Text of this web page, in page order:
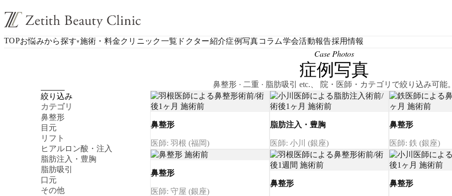
TOPお悩みから探す▾施術・料金クリニック一覧 ドクター紹介症例写真コラム学会活動報告採用情報
Case Photos
症例写真
鼻整形 · 二重 · 脂肪吸引 etc.、 院・医師・カテゴリで絞り込み可能。
絞り込み
カテゴリ
鼻整形
目元
リフト
ヒアルロン酸・注入
脂肪注入・豊胸
脂肪吸引
口元
その他
鼻整形
医師: 羽根 (福岡)
脂肪注入・豊胸
医師: 小川 (銀座)
鼻整形
医師: 鉄 (銀座)
鼻整形
医師: 守屋 (銀座)
鼻整形 鼻整形